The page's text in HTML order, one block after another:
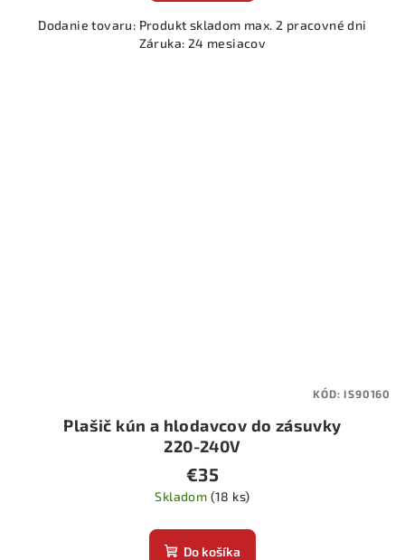
Dodanie tovaru: Produkt skladom max. 2 pracovné dni
Záruka: 24 mesiacov
Plašič kún a hlodavcov do zásuvky
220-240V
€35
Skladom (18 ks)
Do košíka
KÓD: IS90160